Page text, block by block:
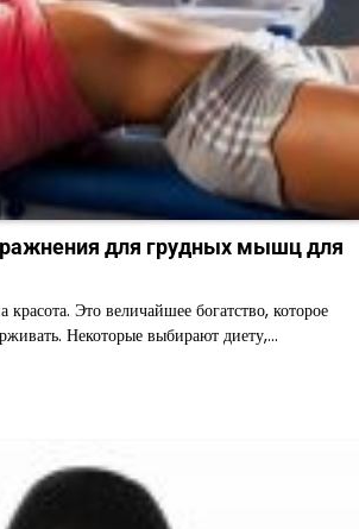
для грудных мышц для
Это величайшее богатство, которое
Некоторые выбирают диету,…